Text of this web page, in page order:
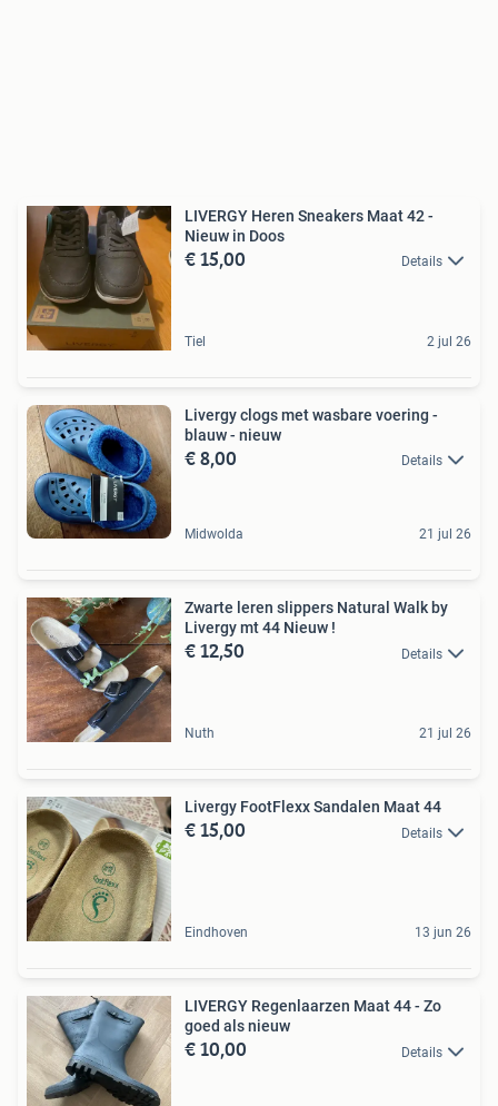
LIVERGY Heren Sneakers Maat 42 -
Nieuw in Doos
€ 15,00 Details
Tiel 2 jul 26
Livergy clogs met wasbare voering -
blauw - nieuw
€ 8,00 Details
Midwolda 21 jul 26
Zwarte leren slippers Natural Walk by
Livergy mt 44 Nieuw !
€ 12,50 Details
Nuth 21 jul 26
Livergy FootFlexx Sandalen Maat 44
€ 15,00 Details
Eindhoven 13 jun 26
LIVERGY Regenlaarzen Maat 44 - Zo
goed als nieuw
€ 10,00 Details